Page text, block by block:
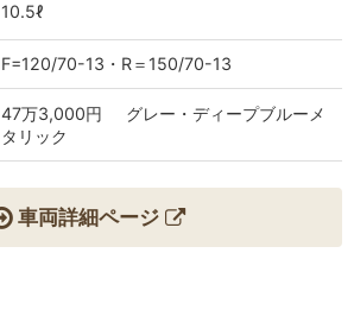
10.5ℓ
F=120/70-13・R＝150/70-13
47万3,000円 グレー・ディープブルーメ
タリック
車両詳細ページ